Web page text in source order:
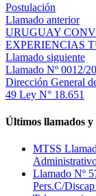
Postulación
Continue
Reading
Llamado anterior
URUGUAY
EXPERIENCIAS
Llamado siguiente
Llamado Nº 0012/
Dirección General
49 Ley N° 18.651
Últimos llamados y
MTSS
Llamado Nº
Pers.C/